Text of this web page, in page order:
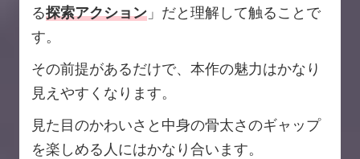
る探索アクション 」だと理解して触ることで
す。
その前提があるだけで、本作の魅力はかなり
見えやすくなります。
見た目のかわいさと中身の骨太さのギャップ
を楽しめる人にはかなり合います。